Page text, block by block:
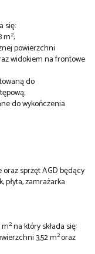
się:
m2;
powierzchni
widokiem na frontowe
do
do wykończenia
sprzęt AGD będący
płyta, zamrażarka
2na który składa się:
3,52 m2oraz